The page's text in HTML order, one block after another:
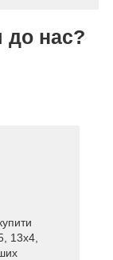
до нас?
13x4,